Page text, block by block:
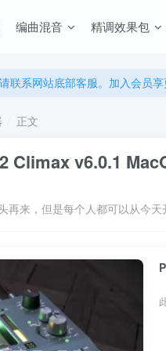
编曲混音 精调效果包
联系网站底部客服。加入会员
联系网站底部客服。加入会员
正文
Climax v6.0.1
再来，但是每个人都可以从今